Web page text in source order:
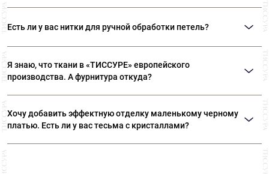
готовые декоративные элементы. Такие дополнения могут даже простую
футболку превратить в нарядную вещь. Также можем посоветовать
Есть ли у вас нитки для ручной обработки петель?
обработки петель вручную. Кроме того, в наших магазинах представлен
широкий ассортимент ниток Guetermann для различных швейных работ.
Я знаю, что ткани в «ТИССУРЕ» европейского
производства. А фурнитура откуда?
фабриках производителей, которые сотрудничают с известными
модными домами.
Хочу добавить эффектную отделку маленькому черному
платью. Есть ли у вас тесьма с кристаллами?